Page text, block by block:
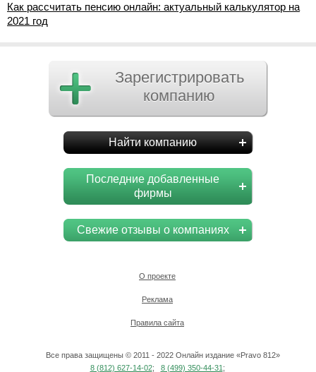
Как рассчитать пенсию онлайн: актуальный калькулятор на
2021 год
Зарегистрировать
компанию
Найти компанию
Последние добавленные
фирмы
Свежие отзывы о компаниях
О проекте
Реклама
Правила сайта
Все права защищены © 2011 - 2022 Онлайн издание «Pravo 812»
8 (812) 627-14-02; 8 (499) 350-44-31 ;